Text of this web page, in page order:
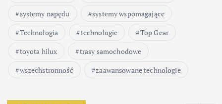
systemy napędu
systemy wspomagające
Technologia
technologie
Top Gear
toyota hilux
trasy samochodowe
wszechstronność
zaawansowane technologie